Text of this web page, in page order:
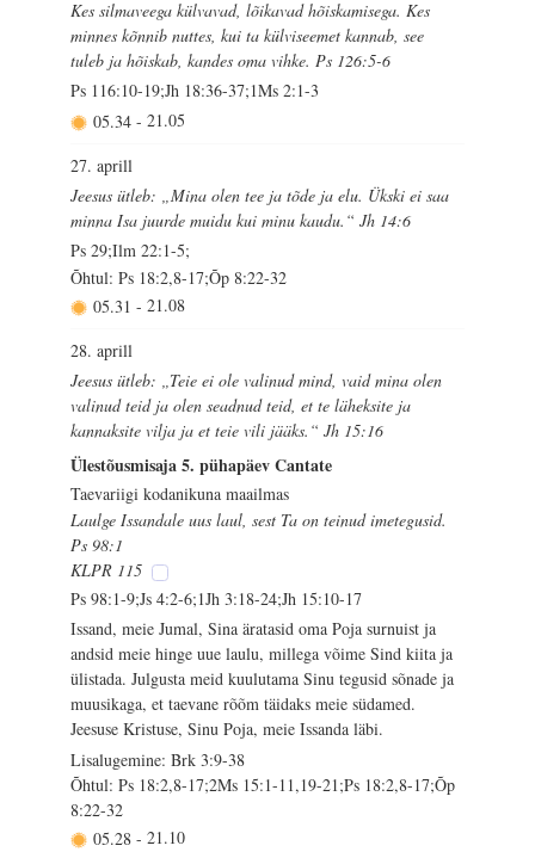
Kes silmaveega külvavad, lõikavad hõiskamisega. Kes
minnes kõnnib nuttes, kui ta külviseemet kannab, see
tuleb ja hõiskab, kandes oma vihke. Ps 126:5-6
Ps 116:10-19;Jh 18:36-37;1Ms 2:1-3
05.34 - 21.05
27. aprill
Jeesus ütleb: „Mina olen tee ja tõde ja elu. Ükski ei saa
minna Isa juurde muidu kui minu kaudu.“ Jh 14:6
Ps 29;Ilm 22:1-5;
Õhtul: Ps 18:2,8-17;Õp 8:22-32
05.31 - 21.08
28. aprill
Jeesus ütleb: „Teie ei ole valinud mind, vaid mina olen
valinud teid ja olen seadnud teid, et te läheksite ja
kannaksite vilja ja et teie vili jääks.“ Jh 15:16
Ülestõusmisaja 5. pühapäev Cantate
Taevariigi kodanikuna maailmas
Laulge Issandale uus laul, sest Ta on teinud imetegusid.
Ps 98:1
KLPR 115
Ps 98:1-9;Js 4:2-6;1Jh 3:18-24;Jh 15:10-17
Issand, meie Jumal, Sina äratasid oma Poja surnuist ja
andsid meie hinge uue laulu, millega võime Sind kiita ja
ülistada. Julgusta meid kuulutama Sinu tegusid sõnade ja
muusikaga, et taevane rõõm täidaks meie südamed.
Jeesuse Kristuse, Sinu Poja, meie Issanda läbi.
Lisalugemine: Brk 3:9-38
Õhtul: Ps 18:2,8-17;2Ms 15:1-11,19-21;Ps 18:2,8-17;Õp
8:22-32
05.28 - 21.10